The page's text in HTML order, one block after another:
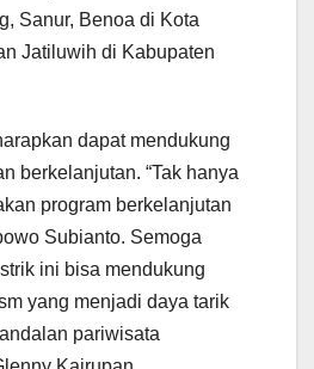
Sanur, Benoa di Kota
Jatiluwih di Kabupaten
dapat mendukung
berkelanjutan. “Tak hanya
program berkelanjutan
Subianto. Semoga
ini bisa mendukung
yang menjadi daya tarik
pariwisata